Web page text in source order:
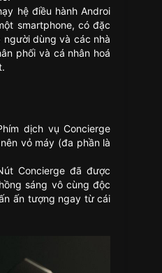
hệ điều hành Androi
smartphone, có đặc
người dùng và các nhà
phối và cá nhân hoá
dịch vụ Concierge
vỏ máy (đa phần là
Concierge đã được
sáng vô cùng độc
ấn tượng ngay từ cái